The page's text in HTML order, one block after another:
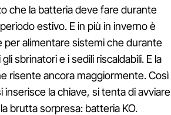
che la batteria deve fare durante
estivo. E in più in inverno è
per alimentare sistemi che durante
sbrinatori e i sedili riscaldabili. E la
risente ancora maggiormente. Così
inserisce la chiave, si tenta di avviare
brutta sorpresa: batteria KO.